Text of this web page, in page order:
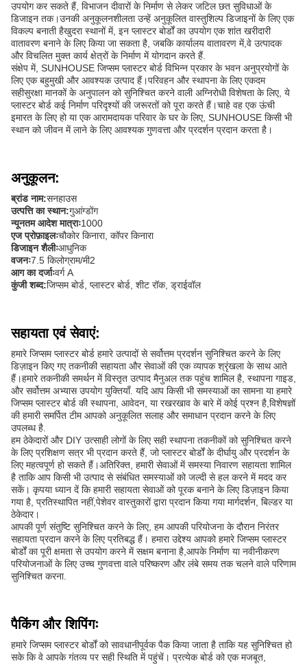
उपयोग कर सकते हैं, विभाजन दीवारों के निर्माण से लेकर जटिल छत सुविधाओं के
डिजाइन तक।उनकी अनुकूलनशीलता उन्हें अनुकूलित वास्तुशिल्प डिजाइनों के लिए एक
विकल्प बनाती हैखुदरा स्थानों में, इन प्लास्टर बोर्डों का उपयोग एक शांत खरीदारी
वातावरण बनाने के लिए किया जा सकता है, जबकि कार्यालय वातावरण में,वे उत्पादक
और विचलित मुक्त कार्य क्षेत्रों के निर्माण में योगदान करते हैं.
संक्षेप में, SUNHOUSE जिप्सम प्लास्टर बोर्ड विभिन्न प्रकार के भवन अनुप्रयोगों के
लिए एक बहुमुखी और आवश्यक उत्पाद हैं।परिवहन और स्थापना के लिए एकदम
सहीसुरक्षा मानकों के अनुपालन को सुनिश्चित करने वाली अग्निरोधी विशेषता के लिए, ये
प्लास्टर बोर्ड कई निर्माण परिदृश्यों की जरूरतों को पूरा करते हैं।चाहे वह एक ऊंची
इमारत के लिए हो या एक आरामदायक परिवार के घर के लिए, SUNHOUSE किसी भी
स्थान को जीवन में लाने के लिए आवश्यक गुणवत्ता और प्रदर्शन प्रदान करता है।
अनुकूलन:
ब्रांड नाम:सनहाउस
उत्पत्ति का स्थान:गुआंग्डोंग
न्यूनतम आदेश मात्राः1000
एज प्रोफ़ाइलःचौकोर किनारा, कॉपर किनारा
डिजाइन शैलीःआधुनिक
वजनः7.5 किलोग्राम/मी2
आग का दर्जाःवर्ग A
कुंजी शब्द:जिप्सम बोर्ड, प्लास्टर बोर्ड, शीट रॉक, ड्राईवॉल
सहायता एवं सेवाएं:
हमारे जिप्सम प्लास्टर बोर्ड हमारे उत्पादों से सर्वोत्तम प्रदर्शन सुनिश्चित करने के लिए
डिज़ाइन किए गए तकनीकी सहायता और सेवाओं की एक व्यापक श्रृंखला के साथ आते
हैं।हमारे तकनीकी समर्थन में विस्तृत उत्पाद मैनुअल तक पहुंच शामिल है, स्थापना गाइड,
और सर्वोत्तम अभ्यास उपयोग युक्तियाँ. यदि आप किसी भी समस्याओं का सामना या हमारे
जिप्सम प्लास्टर बोर्ड की स्थापना, आवेदन, या रखरखाव के बारे में कोई प्रश्न है,विशेषज्ञों
की हमारी समर्पित टीम आपको अनुकूलित सलाह और समाधान प्रदान करने के लिए
उपलब्ध है.
हम ठेकेदारों और DIY उत्साही लोगों के लिए सही स्थापना तकनीकों को सुनिश्चित करने
के लिए प्रशिक्षण सत्र भी प्रदान करते हैं, जो प्लास्टर बोर्डों के दीर्घायु और प्रदर्शन के
लिए महत्वपूर्ण हो सकते हैं।अतिरिक्त, हमारी सेवाओं में समस्या निवारण सहायता शामिल
है ताकि आप किसी भी उत्पाद से संबंधित समस्याओं को जल्दी से हल करने में मदद कर
सकें। कृपया ध्यान दें कि हमारी सहायता सेवाओं को पूरक बनाने के लिए डिज़ाइन किया
गया है, प्रतिस्थापित नहीं,पेशेवर वास्तुकारों द्वारा प्रदान किया गया मार्गदर्शन, बिल्डर या
ठेकेदार।
आपकी पूर्ण संतुष्टि सुनिश्चित करने के लिए, हम आपकी परियोजना के दौरान निरंतर
सहायता प्रदान करने के लिए प्रतिबद्ध हैं। हमारा उद्देश्य आपको हमारे जिप्सम प्लास्टर
बोर्डों का पूरी क्षमता से उपयोग करने में सक्षम बनाना है,आपके निर्माण या नवीनीकरण
परियोजनाओं के लिए उच्च गुणवत्ता वाले परिष्करण और लंबे समय तक चलने वाले परिणाम
सुनिश्चित करना.
पैकिंग और शिपिंगः
हमारे जिप्सम प्लास्टर बोर्डों को सावधानीपूर्वक पैक किया जाता है ताकि यह सुनिश्चित हो
सके कि वे आपके गंतव्य पर सही स्थिति में पहुंचें। प्रत्येक बोर्ड को एक मजबूत,